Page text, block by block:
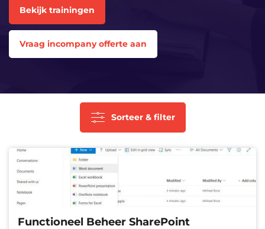
Bekijk trainingen
Vraag incompany offerte aan
Sorteer & filter
Functioneel Beheer SharePoint